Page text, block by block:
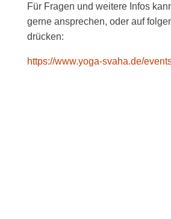
Für Fragen und weitere Infos
gerne ansprechen, oder auf
drücken:
https://www.yoga-svaha.de/